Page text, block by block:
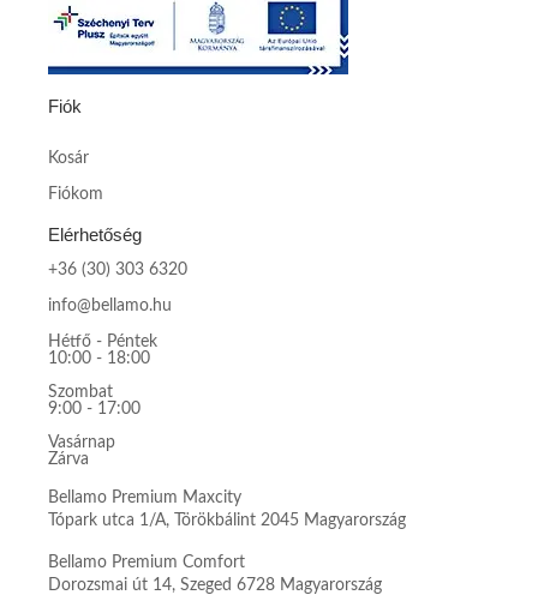
Fiók
Kosár
Fiókom
Elérhetőség
+36 (30) 303 6320
info@bellamo.hu
Hétfő - Péntek
10:00 - 18:00
Szombat
9:00 - 17:00
Vasárnap
Zárva
Bellamo Premium Maxcity
Tópark utca 1/A, Törökbálint 2045 Magyarország
Bellamo Premium Comfort
Dorozsmai út 14, Szeged 6728 Magyarország